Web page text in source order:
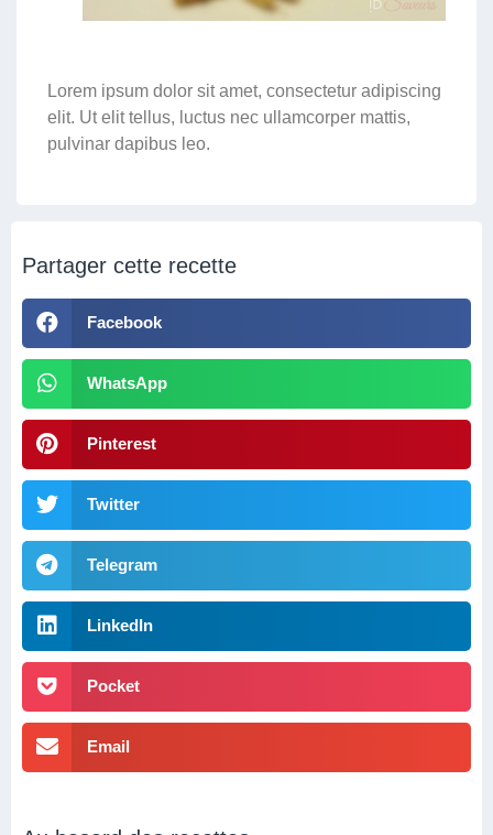
Lorem ipsum dolor sit amet, consectetur adipiscing
elit. Ut elit tellus, luctus nec ullamcorper mattis,
pulvinar dapibus leo.
Partager cette recette
Facebook
WhatsApp
Pinterest
Twitter
Telegram
LinkedIn
Pocket
Email